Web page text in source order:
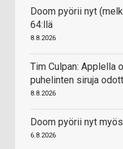
Doom pyörii nyt
64:llä
8.8.2026
Tim Culpan: Applella
puhelinten siruja
8.8.2026
Doom pyörii nyt
6.8.2026